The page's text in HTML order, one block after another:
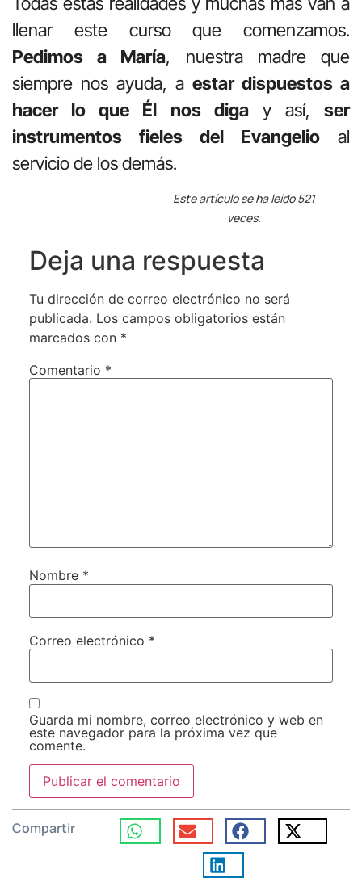
llenar este curso que comenzamos.
Pedimos a María, nuestra madre que
siempre nos ayuda, a estar dispuestos a
hacer lo que Él nos digay así, ser
instrumentos fieles del Evangelio al
servicio de los demás.
Este artículo se ha leído 521
veces.
Deja una respuesta
Tu dirección de correo electrónico no será
publicada. Los campos obligatorios están
marcados con *
Comentario *
Nombre *
Correo electrónico *
Guarda mi nombre, correo electrónico y web en
este navegador para la próxima vez que
comente.
Compartir